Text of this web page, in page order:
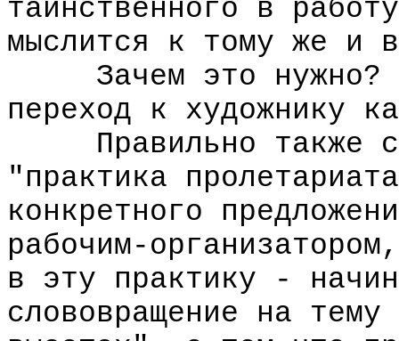
таинственного в
мыслится к тому же и
Зачем это нужно? А
переход к художнику
Правильно также
"практика
конкретного
рабочим-
в эту практику -
слововращение на